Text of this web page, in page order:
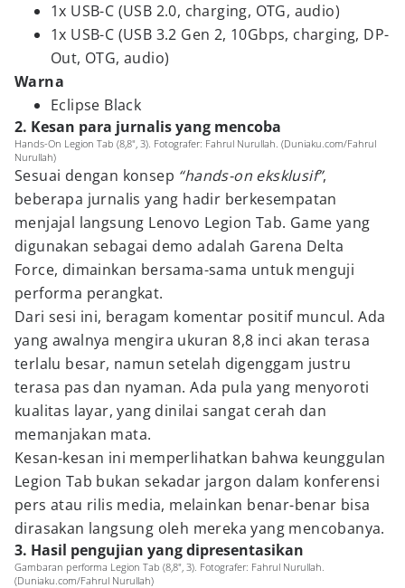
1x USB-C (USB 2.0, charging, OTG, audio)
1x USB-C (USB 3.2 Gen 2, 10Gbps, charging, DP-
Out, OTG, audio)
Warna
Eclipse Black
2. Kesan para jurnalis yang mencoba
Hands-On Legion Tab (8,8", 3). Fotografer: Fahrul Nurullah. (Duniaku.com/Fahrul
Nurullah)
Sesuai dengan konsep “hands-on eksklusif”,
beberapa jurnalis yang hadir berkesempatan
menjajal langsung Lenovo Legion Tab. Game yang
digunakan sebagai demo adalah Garena Delta
Force, dimainkan bersama-sama untuk menguji
performa perangkat.
Dari sesi ini, beragam komentar positif muncul. Ada
yang awalnya mengira ukuran 8,8 inci akan terasa
terlalu besar, namun setelah digenggam justru
terasa pas dan nyaman. Ada pula yang menyoroti
kualitas layar, yang dinilai sangat cerah dan
memanjakan mata.
Kesan-kesan ini memperlihatkan bahwa keunggulan
Legion Tab bukan sekadar jargon dalam konferensi
pers atau rilis media, melainkan benar-benar bisa
dirasakan langsung oleh mereka yang mencobanya.
3. Hasil pengujian yang dipresentasikan
Gambaran performa Legion Tab (8,8", 3). Fotografer: Fahrul Nurullah.
(Duniaku.com/Fahrul Nurullah)